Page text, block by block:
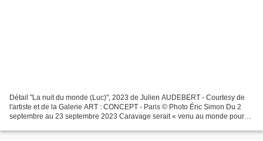
Détail "La nuit du monde (Luc)", 2023 de Julien AUDEBERT - Courtesy de
l'artiste et de la Galerie ART : CONCEPT - Paris © Photo Éric Simon Du 2
septembre au 23 septembre 2023 Caravage serait « venu au monde pour